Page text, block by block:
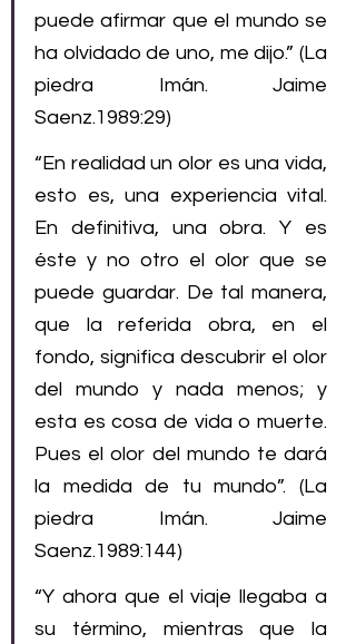
puede afirmar que el mundo se
ha olvidado de uno, me dijo.” (La
piedra Imán. Jaime
Saenz.1989:29)
“En realidad un olor es una vida,
esto es, una experiencia vital.
En definitiva, una obra. Y es
éste y no otro el olor que se
puede guardar. De tal manera,
que la referida obra, en el
fondo, significa descubrir el olor
del mundo y nada menos; y
esta es cosa de vida o muerte.
Pues el olor del mundo te dará
la medida de tu mundo”. (La
piedra Imán. Jaime
Saenz.1989:144)
“Y ahora que el viaje llegaba a
su término, mientras que la